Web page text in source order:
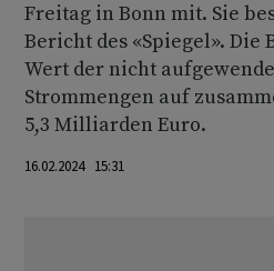
Freitag in Bonn mit. Sie
Bericht des «Spiegel». Die
Wert der nicht
Strommengen auf
5,3 Milliarden Euro.
16.02.2024 15:31